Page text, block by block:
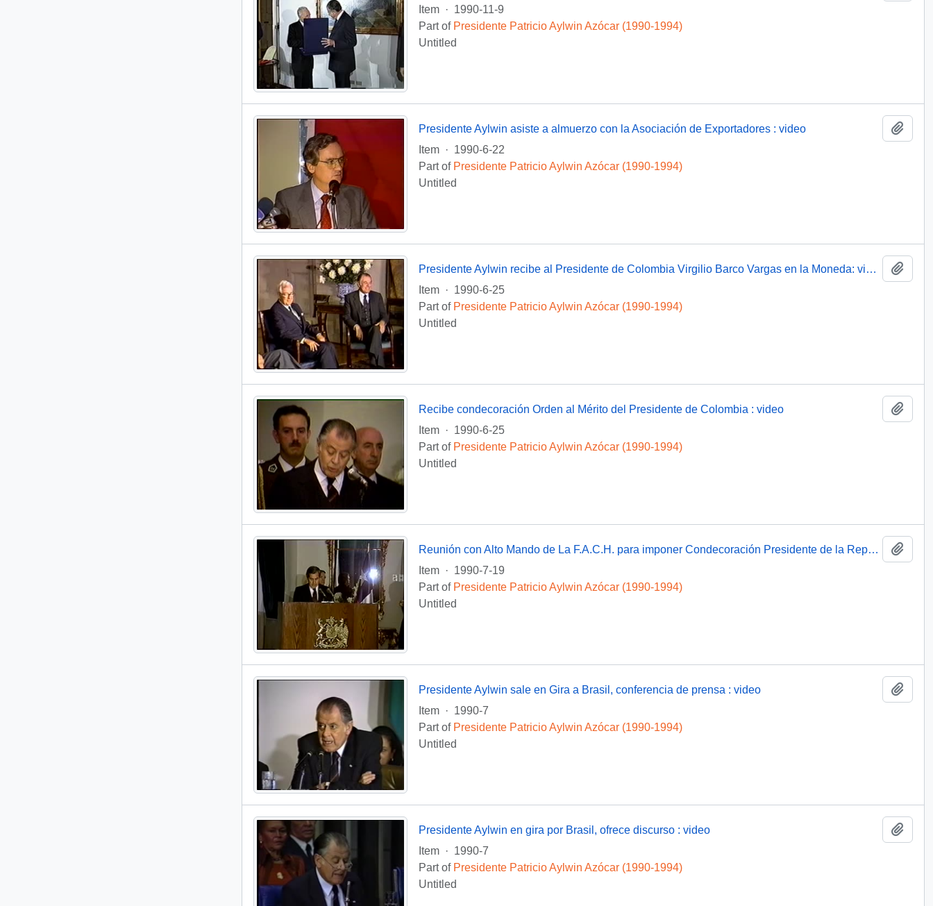
Item
· 1990-11-9
Part of Presidente Patricio Aylwin Azócar (1990-1994)
Untitled
Presidente Aylwin asiste a almuerzo con la Asociación de Exportadores : video
Item
· 1990-6-22
Part of Presidente Patricio Aylwin Azócar (1990-1994)
Untitled
Presidente Aylwin recibe al Presidente de Colombia Virgilio Barco Vargas en la Moneda: video
Item
· 1990-6-25
Part of Presidente Patricio Aylwin Azócar (1990-1994)
Untitled
Recibe condecoración Orden al Mérito del Presidente de Colombia : video
Item
· 1990-6-25
Part of Presidente Patricio Aylwin Azócar (1990-1994)
Untitled
Reunión con Alto Mando de La F.A.C.H. para imponer Condecoración Presidente de la República : video
Item
· 1990-7-19
Part of Presidente Patricio Aylwin Azócar (1990-1994)
Untitled
Presidente Aylwin sale en Gira a Brasil, conferencia de prensa : video
Item
· 1990-7
Part of Presidente Patricio Aylwin Azócar (1990-1994)
Untitled
Presidente Aylwin en gira por Brasil, ofrece discurso : video
Item
· 1990-7
Part of Presidente Patricio Aylwin Azócar (1990-1994)
Untitled